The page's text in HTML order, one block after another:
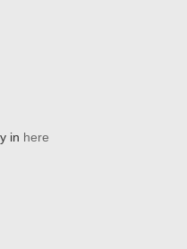
in here